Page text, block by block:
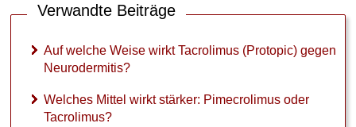
Verwandte Beiträge
Auf welche Weise wirkt Tacrolimus (Protopic) gegen
Neurodermitis?
Welches Mittel wirkt stärker: Pimecrolimus oder
Tacrolimus?
r
e
n
l
(